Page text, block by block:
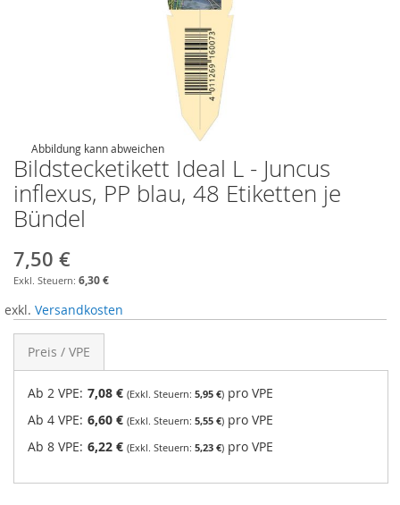
Abbildung kann abweichen
Bildstecketikett Ideal L - Juncus
inflexus, PP blau, 48 Etiketten je
Bündel
7,50 €
6,30 €
exkl. Versandkosten
Preis / VPE
Ab 2 VPE: 7,08 € 5,95 € pro VPE
Ab 4 VPE: 6,60 € 5,55 € pro VPE
Ab 8 VPE: 6,22 € 5,23 € pro VPE